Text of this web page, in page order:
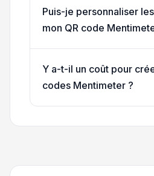
Puis-je personnaliser
mon QR code
Y a-t-il un coût pour
codes Mentimeter ?